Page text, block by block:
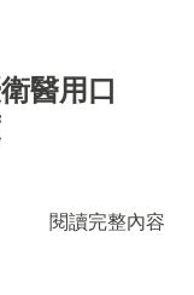
醫用口
閱讀完整內容